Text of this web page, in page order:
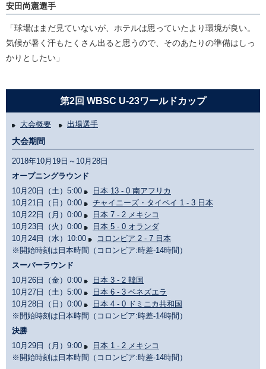
安田尚憲選手
「球場はまだ見ていないが、ホテルは思っていたより環境が良い。
気候が暑く汗もたくさん出ると思うので、そのあたりの準備はしっ
かりとしたい」
第2回 WBSC U-23ワールドカップ
大会概要 出場選手
大会期間
2018年10月19日～10月28日
オープニングラウンド
10月20日（土）5:00
日本 13 - 0 南アフリカ
10月21日（日）0:00
チャイニーズ・タイペイ 1 - 3 日本
10月22日（月）0:00
日本 7 - 2 メキシコ
10月23日（火）0:00
日本 5 - 0 オランダ
10月24日（水）10:00
コロンビア 2 - 7 日本
※開始時刻は日本時間（コロンビア:時差-14時間）
スーパーラウンド
10月26日（金）0:00
日本 3 - 2 韓国
10月27日（土）5:00
日本 6 - 3 ベネズエラ
10月28日（日）0:00
日本 4 - 0 ドミニカ共和国
※開始時刻は日本時間（コロンビア:時差-14時間）
決勝
10月29日（月）9:00
日本 1 - 2 メキシコ
※開始時刻は日本時間（コロンビア:時差-14時間）